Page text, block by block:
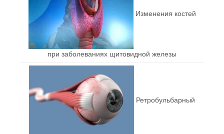
Изменения костей
при заболеваниях щитовидной железы
Ретробульбарный